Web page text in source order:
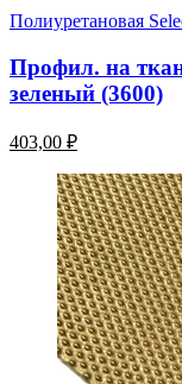
Полиуретановая
Профил. на
зеленый (3600)
403,00 ₽